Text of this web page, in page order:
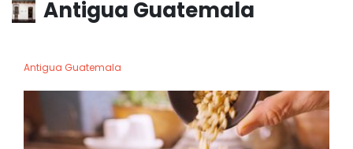
Antigua Guatemala
Antigua Guatemala